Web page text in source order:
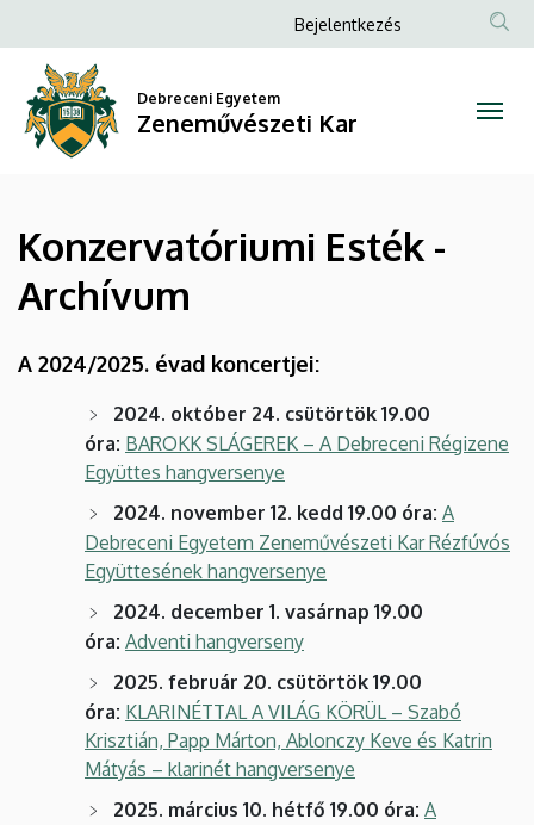
Konzervatóriumi
Esték
Archívum
Zeneművészeti
Kar
a
tartalomra
Anonim
menüje
Bejelentkezés
Debreceni Egyetem
Zeneművészeti Kar
Konzervatóriumi Esték -
Archívum
A 2024/2025. évad koncertjei:
2024. október 24. csütörtök 19.00
óra: BAROKK SLÁGEREK – A Debreceni Régizene
Együttes hangversenye
2024. november 12. kedd 19.00 óra: A
Debreceni Egyetem Zeneművészeti Kar Rézfúvós
Együttesének hangversenye
2024. december 1. vasárnap 19.00
óra: Adventi hangverseny
2025. február 20. csütörtök 19.00
óra: KLARINÉTTAL A VILÁG KÖRÜL – Szabó
Krisztián, Papp Márton, Ablonczy Keve és Katrin
Mátyás – klarinét hangversenye
2025. március 10. hétfő 19.00 óra: A